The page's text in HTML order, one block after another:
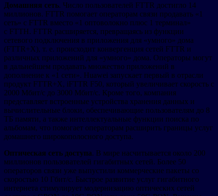
Домашняя сеть. Число пользователей FTTR достигло 14
миллионов. FTTR помогает операторам связи продавать «1
сеть» с FTTR вместо «1 оптоволокно плюс 1 терминал»
с FTTH. FTTR расширяется, превращаясь из функции
сетевого подключения в приложения для «умного» дома
(FTTR+X), т. е. происходит конвергенция сетей FTTR и
различных приложений для «умного» дома. Операторы могут
в дальнейшем продавать множество приложений в
дополнение к «1 сети». Huawei запускает первый в отрасли
продукт FTTR+X, iFTTR F50, который увеличивает скорость с
2000 Мбит/с до 3000 Мбит/с. Кроме того, компания
представляет встроенные устройства хранения данных и
вычислительные блоки, обеспечивающие пользователям до 8
ТБ памяти, а также интеллектуальные функции поиска по
альбомам, что помогает операторам расширить границы услуг
домашнего широкополосного доступа.
Оптическая сеть доступа. В мире насчитывается около 200
миллионов пользователей гигабитных сетей. Более 50
операторов связи уже выпустили коммерческие пакеты со
скоростью 10 Гбит/с. Быстрое развитие услуг гигабитного
интернета стимулирует модернизацию оптических сетей